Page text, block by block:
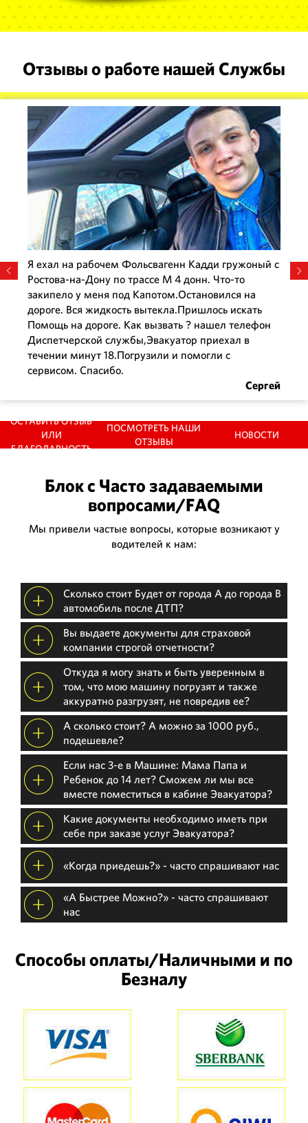
Отзывы о работе нашей Службы
Я ехал на рабочем Фольсвагенн Кадди гружоный с
Ростова-на-Дону по трассе М 4 донн. Что-то
закипело у меня под Капотом.Остановился на
дороге. Вся жидкость вытекла.Пришлось искать
Помощь на дороге. Как вызвать ? нашел телефон
Диспетчерской службы,Эвакуатор приехал в
течении минут 18.Погрузили и помогли с
сервисом. Спасибо.
Сергей
Николай
ОСТАВИТЬ ОТЗЫВ
ИЛИ
БЛАГОДАРНОСТЬ
ПОСМОТРЕТЬ НАШИ
ОТЗЫВЫ
НОВОСТИ
Блок с Часто задаваемыми
вопросами/FAQ
Мы привели частые вопросы, которые возникают у
водителей к нам:
Сколько стоит Будет от города А до города В
автомобиль после ДТП?
Вы выдаете документы для страховой
компании строгой отчетности?
Откуда я могу знать и быть уверенным в
том, что мою машину погрузят и также
аккуратно разгрузят, не повредив ее?
А сколько стоит? А можно за 1000 руб.,
подешевле?
Если нас 3-е в Машине: Мама Папа и
Ребенок до 14 лет? Сможем ли мы все
вместе поместиться в кабине Эвакуатора?
Какие документы необходимо иметь при
себе при заказе услуг Эвакуатора?
«Когда приедешь?» - часто спрашивают нас
«А Быстрее Можно?» - часто спрашивают
нас
Способы оплаты/Наличными и по
Безналу